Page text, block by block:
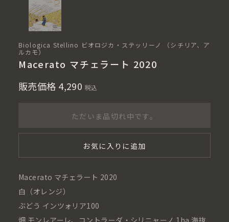
Biologica Stellino ビオロジカ・ステッリーノ （シチリア、ア
ルカモ）
Macerato マチェラート 2020
販売価格 4,290 税込
ただいま品切れ中です。
お気に入りに追加
Macerato マチェラート 2020
白（オレンジ）
ぶどう インツォリア100